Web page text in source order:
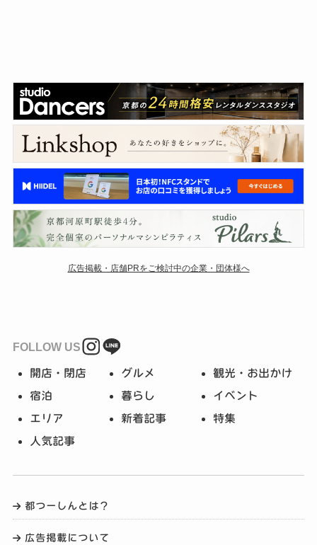
広告掲載・店舗PRをご検討中の企業・団体様へ
FOLLOW US
開店・閉店 グルメ 観光・お出かけ
宿泊 暮らし イベント
エリア 新着記事 特集
人気記事
都つーしんとは？
広告掲載について